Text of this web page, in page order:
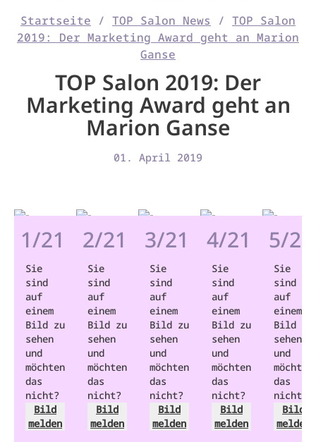
Startseite / TOP Salon News / TOP Salon
2019: Der Marketing Award geht an Marion
Ganse
TOP Salon 2019: Der
Marketing Award geht an
Marion Ganse
01. April 2019
1/21
Sie
sind
auf
einem
Bild zu
sehen
und
möchten
das
nicht?
Bild
melden
2/21
Sie
sind
auf
einem
Bild zu
sehen
und
möchten
das
nicht?
Bild
melden
3/21
Sie
sind
auf
einem
Bild zu
sehen
und
möchten
das
nicht?
Bild
melden
4/21
Sie
sind
auf
einem
Bild zu
sehen
und
möchten
das
nicht?
Bild
melden
5/21
Sie
sind
auf
einem
Bild zu
sehen
und
möchten
das
nicht?
Bild
melden